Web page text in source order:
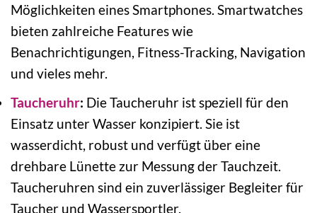
Möglichkeiten eines Smartphones. Smartwatches
bieten zahlreiche Features wie
Benachrichtigungen, Fitness-Tracking, Navigation
und vieles mehr.
Taucheruhr: Die Taucheruhr ist speziell für den
Einsatz unter Wasser konzipiert. Sie ist
wasserdicht, robust und verfügt über eine
drehbare Lünette zur Messung der Tauchzeit.
Taucheruhren sind ein zuverlässiger Begleiter für
Taucher und Wassersportler.